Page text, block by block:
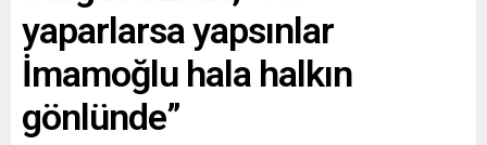
yaparlarsa yapsınlar
İmamoğlu hala halkın
gönlünde”